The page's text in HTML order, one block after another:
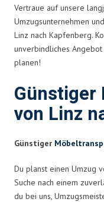
Vertraue auf unsere
Umzugsunternehmen
Linz nach Kapfenberg.
unverbindliches
planen!
von Linz
Günstiger
Du planst einen Umzug
Suche nach einem
du bei uns,